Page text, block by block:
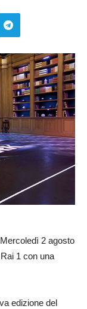
2 agosto
1 con una
edizione del